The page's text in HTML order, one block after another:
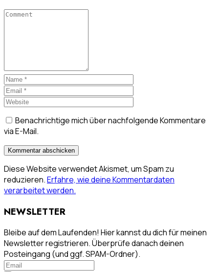
Benachrichtige mich über nachfolgende Kommentare
via E-Mail.
Diese Website verwendet Akismet, um Spam zu
reduzieren.Erfahre, wie deine Kommentardaten
verarbeitet werden.
NEWSLETTER
Bleibe auf dem Laufenden! Hier kannst du dich für meinen
Newsletter registrieren. Überprüfe danach deinen
Posteingang (und ggf. SPAM-Ordner).